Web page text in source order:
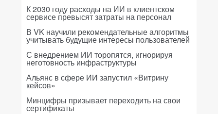
К 2030 году расходы на ИИ в клиентском
сервисе превысят затраты на персонал
В VK научили рекомендательные алгоритмы
учитывать будущие интересы пользователей
С внедрением ИИ торопятся, игнорируя
неготовность инфраструктуры
Альянс в сфере ИИ запустил «Витрину
кейсов»
Минцифры призывает переходить на свои
сертификаты